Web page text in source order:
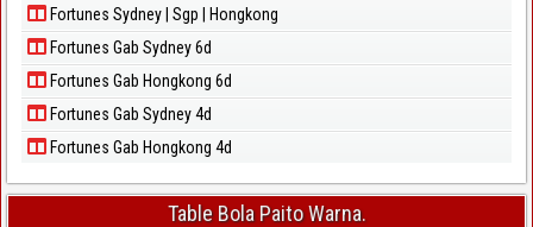
Fortunes Sydney | Sgp | Hongkong
Fortunes Gab Sydney 6d
Fortunes Gab Hongkong 6d
Fortunes Gab Sydney 4d
Fortunes Gab Hongkong 4d
Table Bola Paito Warna.